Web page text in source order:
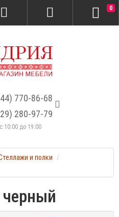
770-86-68
280-97-79
10:00 до 19:00
0
и полки